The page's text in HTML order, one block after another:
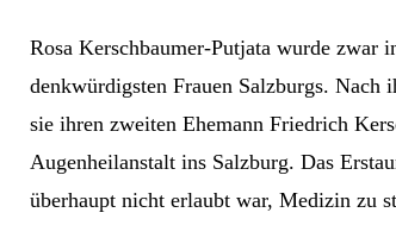
Rosa Kerschbaumer-Putjata wurde zwar
denkwürdigsten Frauen Salzburgs.
sie ihren zweiten Ehemann Friedrich
Augenheilanstalt ins Salzburg. Das
überhaupt nicht erlaubt war, Medizin zu